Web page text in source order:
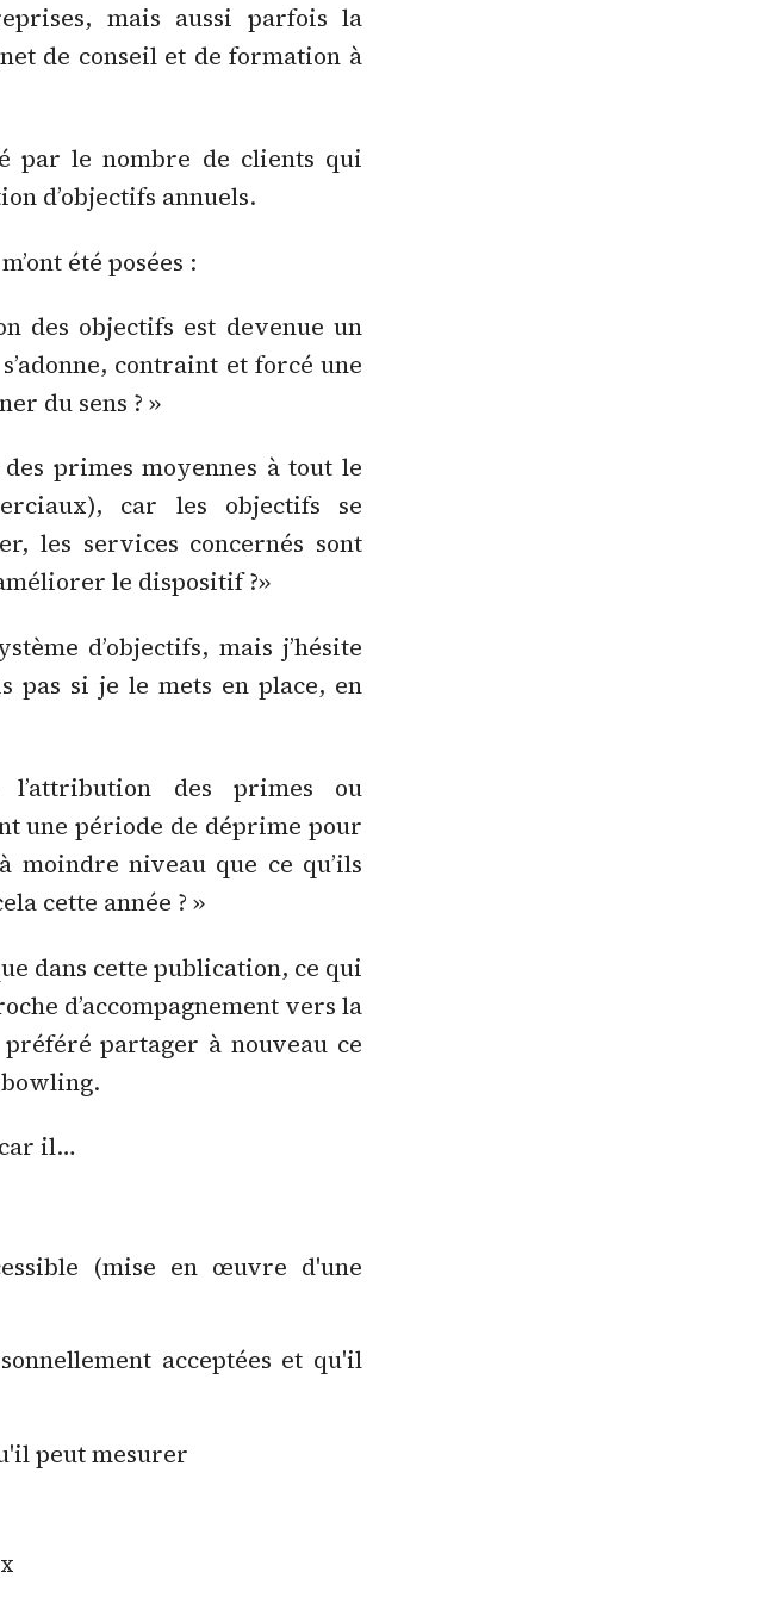
mais aussi parfois la
de conseil et de formation à
par le nombre de clients qui
d’objectifs annuels.
été posées :
des objectifs est devenue un
contraint et forcé une
du sens ? »
primes moyennes à tout le
car les objectifs se
les services concernés sont
le dispositif ?»
d’objectifs, mais j’hésite
pas si je le mets en place, en
des primes ou
une période de déprime pour
moindre niveau que ce qu’ils
cette année ? »
dans cette publication, ce qui
d’accompagnement vers la
partager à nouveau ce
il…
(mise en œuvre d'une
acceptées et qu'il
peut mesurer